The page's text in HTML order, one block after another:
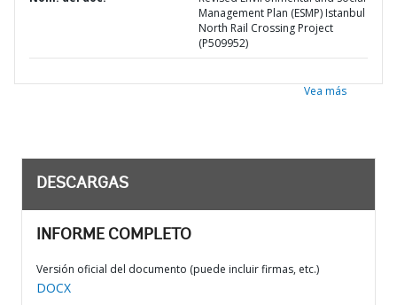
Management Plan (ESMP) Istanbul
North Rail Crossing Project
(P509952)
Vea más
DESCARGAS
INFORME COMPLETO
Versión oficial del documento (puede incluir firmas, etc.)
DOCX